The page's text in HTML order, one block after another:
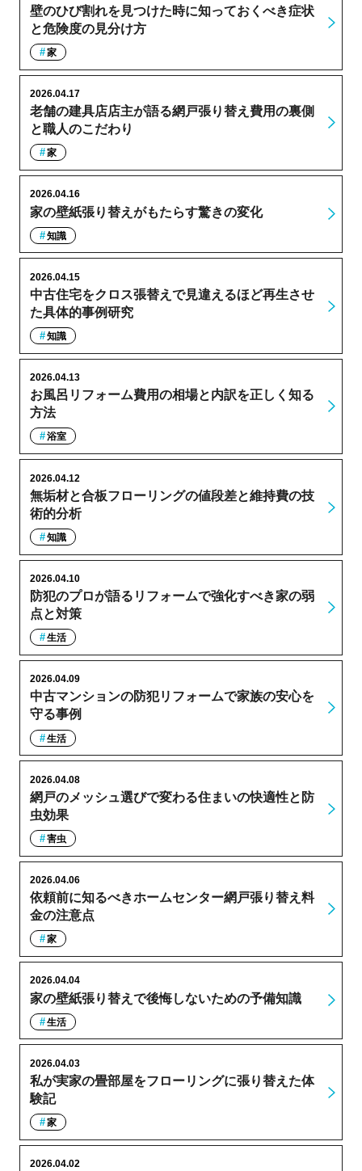
壁のひび割れを見つけた時に知っておくべき症状
と危険度の見分け方
家
老舗の建具店店主が語る網戸張り替え費用の裏側
と職人のこだわり
2026.04.17
家
家の壁紙張り替えがもたらす驚きの変化
2026.04.16
知識
中古住宅をクロス張替えで見違えるほど再生させ
た具体的事例研究
2026.04.15
知識
お風呂リフォーム費用の相場と内訳を正しく知る
方法
2026.04.13
浴室
無垢材と合板フローリングの値段差と維持費の技
術的分析
2026.04.12
知識
防犯のプロが語るリフォームで強化すべき家の弱
点と対策
2026.04.10
生活
中古マンションの防犯リフォームで家族の安心を
守る事例
2026.04.09
生活
網戸のメッシュ選びで変わる住まいの快適性と防
虫効果
2026.04.08
害虫
依頼前に知るべきホームセンター網戸張り替え料
金の注意点
2026.04.06
家
家の壁紙張り替えで後悔しないための予備知識
2026.04.04
生活
私が実家の畳部屋をフローリングに張り替えた体
験記
2026.04.03
家
2026.04.02